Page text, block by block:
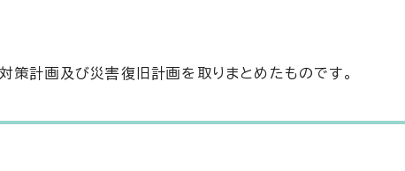
策計画及び災害復旧計画を取りまとめたものです。